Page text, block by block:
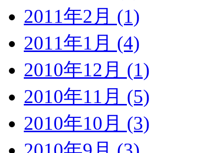
2011年2月 (1)
2011年1月 (4)
2010年12月 (1)
2010年11月 (5)
2010年10月 (3)